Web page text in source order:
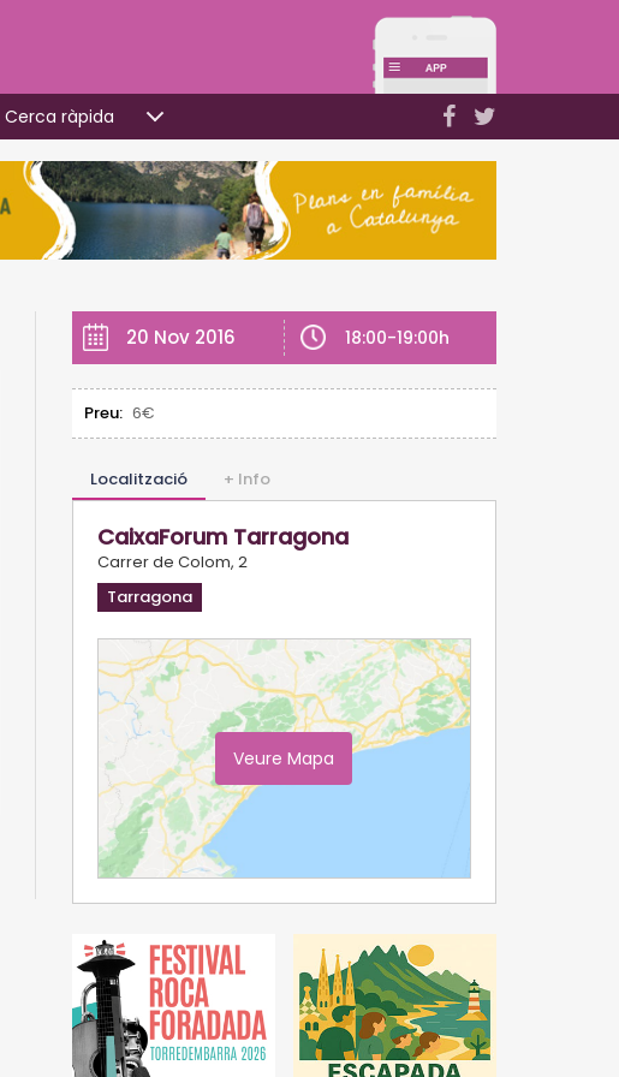
Cerca ràpida
20 Nov 2016 18:00-19:00h
Preu: 6€
Localització + Info
CaixaForum Tarragona
Carrer de Colom, 2
Tarragona
Veure Mapa